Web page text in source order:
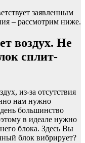
заявленным
– рассмотрим ниже.
воздух. Не
сплит-
из-за отсутствия
нам нужно
большинство
в идеале нужно
блока. Здесь Вы
блок вибрирует?